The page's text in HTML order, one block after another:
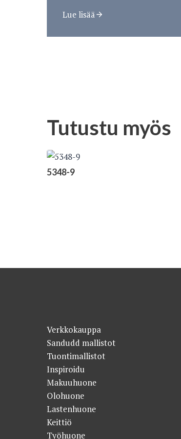
Lue lisää
Tutustu myös
5348-9
Verkkokauppa
Sandudd mallistot
Tuontimallistot
Inspiroidu
Makuuhuone
Olohuone
Lastenhuone
Keittiö
Työhuone